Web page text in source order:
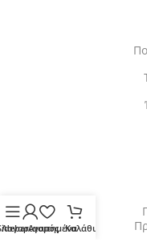
Λογαριασμός
ΑγαπημέναΚαλάθι